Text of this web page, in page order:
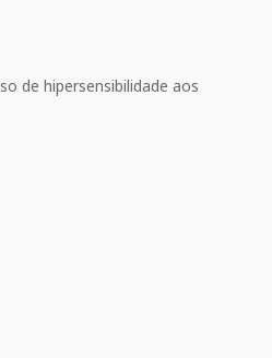
de hipersensibilidade aos